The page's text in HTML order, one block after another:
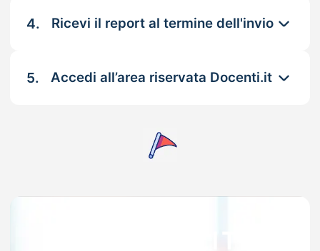
4. Ricevi il report al termine dell'invio
5. Accedi all’area riservata Docenti.it